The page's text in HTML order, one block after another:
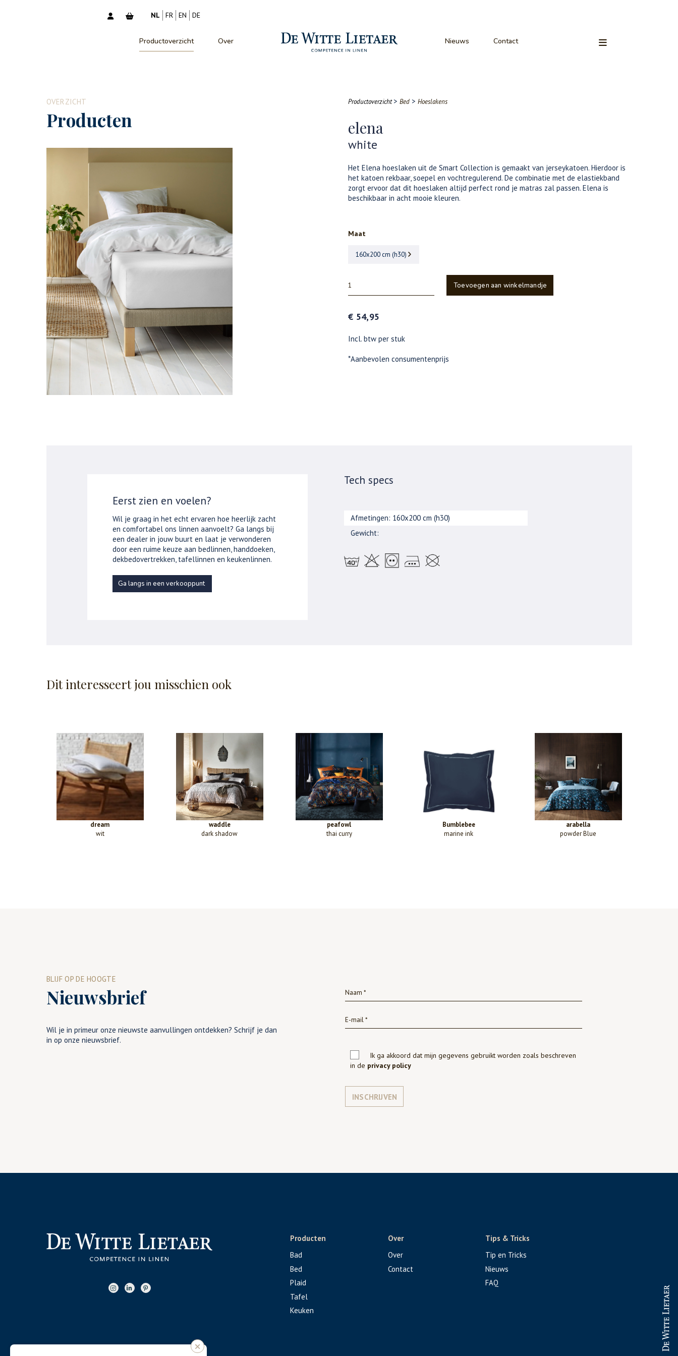
NL FR EN DE
Productoverzicht Over Nieuws Contact
OVERZICHT
Producten
Productoverzicht > Bed > Hoeslakens
elena
white
Het Elena hoeslaken uit de Smart Collection is gemaakt van jerseykatoen. Hierdoor is
het katoen rekbaar, soepel en vochtregulerend. De combinatie met de elastiekband
zorgt ervoor dat dit hoeslaken altijd perfect rond je matras zal passen. Elena is
beschikbaar in acht mooie kleuren.
Maat
160x200 cm (h30)
Toevoegen aan winkelmandje
€ 54,95
Incl. btw per stuk
*Aanbevolen consumentenprijs
Eerst zien en voelen?
Wil je graag in het echt ervaren hoe heerlijk zacht
en comfortabel ons linnen aanvoelt? Ga langs bij
een dealer in jouw buurt en laat je verwonderen
door een ruime keuze aan bedlinnen, handdoeken,
dekbedovertrekken, tafellinnen en keukenlinnen.
Ga langs in een verkooppunt
Tech specs
Afmetingen: 160x200 cm (h30)
Gewicht:
Dit interesseert jou misschien ook
dream
wit
waddle
dark shadow
peafowl
thai curry
Bumblebee
marine ink
arabella
powder Blue
BLIJF OP DE HOOGTE
Nieuwsbrief
Wil je in primeur onze nieuwste aanvullingen ontdekken? Schrijf je dan
in op onze nieuwsbrief.
Ik ga akkoord dat mijn gegevens gebruikt worden zoals beschreven
in de privacy policy
INSCHRIJVEN
Producten
Bad
Bed
Plaid
Tafel
Keuken
Over
Over
Contact
Tips & Tricks
Tip en Tricks
Nieuws
FAQ